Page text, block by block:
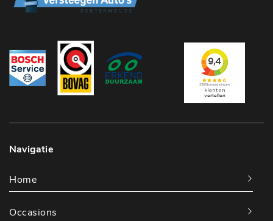
Navigatie
Home
Occasions